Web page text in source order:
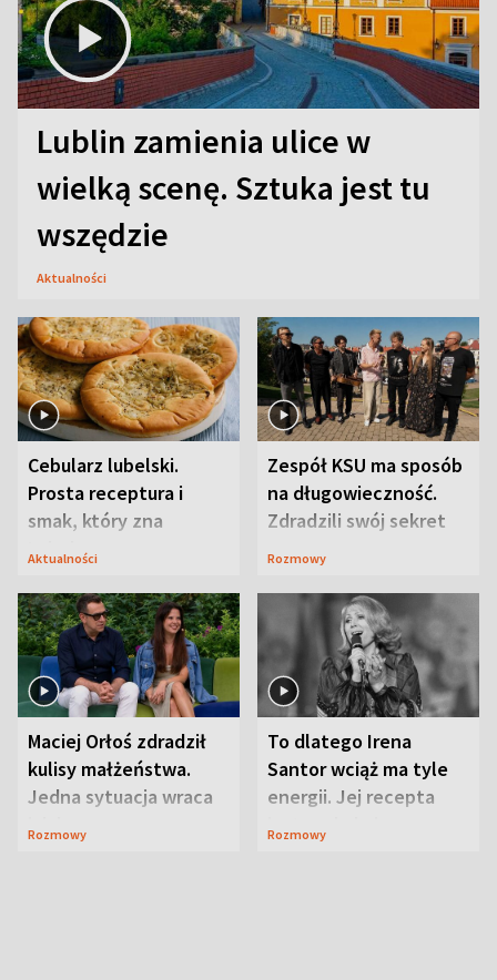
Lublin zamienia ulice w
wielką scenę. Sztuka jest tu
wszędzie
Aktualności
Cebularz lubelski.
Prosta receptura i
smak, który zna
Lubelszczyzna
Aktualności
Zespół KSU ma sposób
na długowieczność.
Zdradzili swój sekret
Rozmowy
Maciej Orłoś zdradził
kulisy małżeństwa.
Jedna sytuacja wraca
jak bumerang
Rozmowy
To dlatego Irena
Santor wciąż ma tyle
energii. Jej recepta
jest zaskakująco
Rozmowy